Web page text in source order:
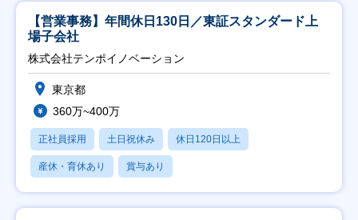
【営業事務】年間休日130日／東証スタンダード上
場子会社
株式会社テンポイノベーション
東京都
360万~400万
正社員採用 土日祝休み 休日120日以上
産休・育休あり 賞与あり